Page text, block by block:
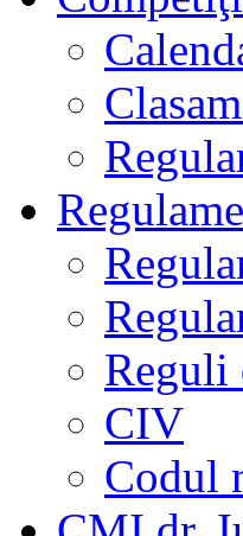
Reguli
CIV
Codul